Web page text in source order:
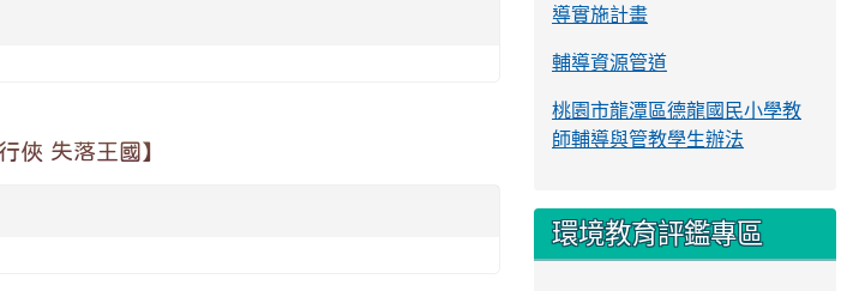
俠 失落王國】
導實施計畫
輔導資源管道
桃園市龍潭區德龍國民小學教
師輔導與管教學生辦法
環境教育評鑑專區